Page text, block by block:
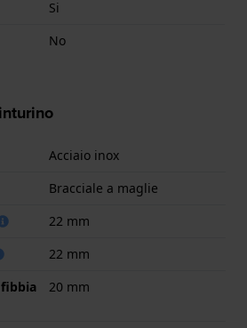
Si
No
Acciaio inox
Bracciale a maglie
22 mm
22 mm
20 mm